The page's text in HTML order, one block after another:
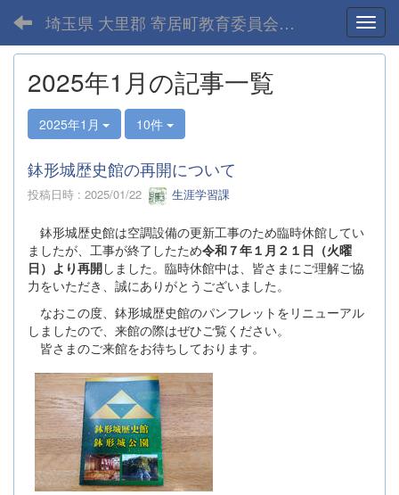
埼玉県 大里郡 寄居町教育委員会-home
2025年1月の記事一覧
2025年1月 10件
鉢形城歴史館の再開について
投稿日時 : 2025/01/22 生涯学習課
鉢形城歴史館は空調設備の更新工事のため臨時休館してい
ましたが、工事が終了したため令和７年１月２１日（火曜
日）より再開しました。臨時休館中は、皆さまにご理解ご協
力をいただき、誠にありがとうございました。
なおこの度、鉢形城歴史館のパンフレットをリニューアル
しましたので、来館の際はぜひご覧ください。
皆さまのご来館をお待ちしております。